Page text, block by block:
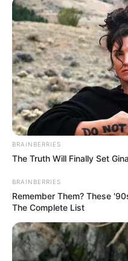
BRAINBERRIES
The Truth Will Finally Set
BRAINBERRIES
Remember Them? These
The Complete List